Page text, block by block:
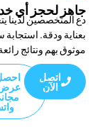
لحجز أي خدمة
لدينا يتعاملون
ودقة. استجابة سريعة
ونتائج رائعة - في
اتصل
الآن
احصل على
عرض سعر
مجاني عبر
واتساب